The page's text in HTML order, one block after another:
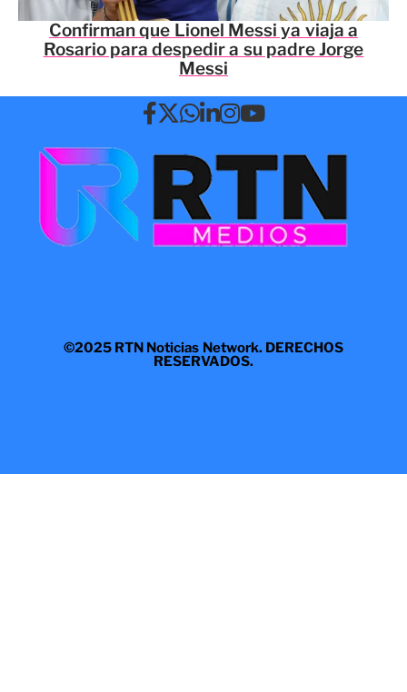
Confirman que Lionel Messi ya viaja a
Rosario para despedir a su padre Jorge
Messi
©2025 RTN Noticias Network. DERECHOS
RESERVADOS.